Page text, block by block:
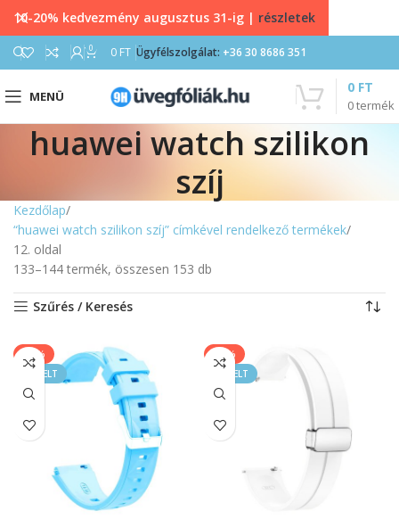
0 0 FT Ügyfélszolgálat: +36 30 8686 351
MENÜ
0termék
0 FT
huawei watch szilikon
szíj
Kezdőlap
“huawei watch szilikon szíj” címkével rendelkező termékek
12. oldal
133–144 termék, összesen 153 db
Szűrés / Keresés
-50%
KIEMELT
-43%
KIEMELT
10-20% kedvezmény augusztus 31-ig | részletek